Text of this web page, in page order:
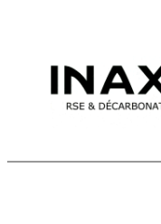
contenu